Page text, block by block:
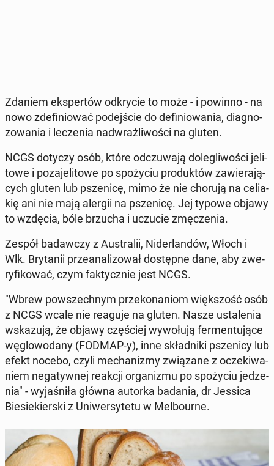
Zdaniem eks­per­tów od­kry­cie to może - i powinno - na
nowo zde­fi­nio­wać po­dej­ście do de­fi­nio­wa­nia, dia­gno­
zo­wa­nia i le­cze­nia nad­wraż­li­wo­ści na gluten.
NCGS dotyczy osób, które od­czu­wa­ją do­le­gli­wo­ści je­li­
to­we i po­za­je­li­to­we po spo­ży­ciu pro­duk­tów za­wie­ra­ją­
cych gluten lub psze­ni­cę, mimo że nie chorują na ce­lia­
kię ani nie mają alergii na psze­ni­cę. Jej typowe objawy
to wzdęcia, bóle brzucha i uczucie zmę­cze­nia.
Zespół ba­daw­czy z Au­stra­lii, Ni­der­lan­dów, Włoch i
Wlk. Bry­ta­nii prze­ana­li­zo­wał do­stęp­ne dane, aby zwe­
ry­fi­ko­wać, czym fak­tycz­nie jest NCGS.
"Wbrew po­wszech­nym prze­ko­na­niom więk­szość osób
z NCGS wcale nie reaguje na gluten. Nasze usta­le­nia
wska­zu­ją, że objawy czę­ściej wy­wo­łu­ją fer­men­tu­ją­ce
wę­glo­wo­da­ny (FODMAP-y), inne skład­ni­ki psze­ni­cy lub
efekt nocebo, czyli me­cha­ni­zmy zwią­za­ne z ocze­ki­wa­
niem ne­ga­tyw­nej reakcji or­ga­ni­zmu po spo­ży­ciu je­dze­
nia" - wy­ja­śni­ła główna autorka badania, dr Jessica
Bie­sie­kier­ski z Uni­wer­sy­te­tu w Mel­bo­ur­ne.